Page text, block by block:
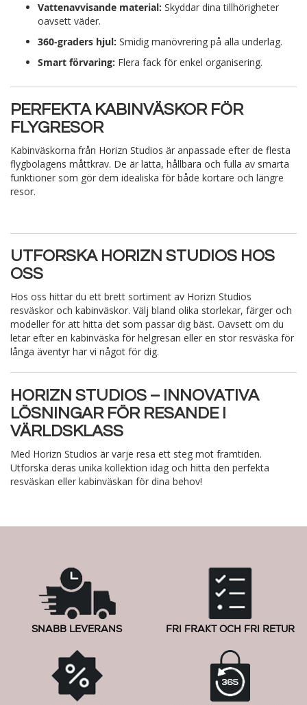
Vattenavvisande material: Skyddar dina tillhörigheter
oavsett väder.
360-graders hjul: Smidig manövrering på alla underlag.
Smart förvaring: Flera fack för enkel organisering.
PERFEKTA KABINVÄSKOR FÖR
FLYGRESOR
Kabinväskorna från Horizn Studios är anpassade efter de flesta
flygbolagens måttkrav. De är lätta, hållbara och fulla av smarta
funktioner som gör dem idealiska för både kortare och längre
resor.
UTFORSKA HORIZN STUDIOS HOS
OSS
Hos oss hittar du ett brett sortiment av Horizn Studios
resväskor och kabinväskor. Välj bland olika storlekar, färger och
modeller för att hitta det som passar dig bäst. Oavsett om du
letar efter en kabinväska för helgresan eller en stor resväska för
långa äventyr har vi något för dig.
HORIZN STUDIOS – INNOVATIVA
LÖSNINGAR FÖR RESANDE I
VÄRLDSKLASS
Med Horizn Studios är varje resa ett steg mot framtiden.
Utforska deras unika kollektion idag och hitta den perfekta
resväskan eller kabinväskan för dina behov!
SNABB LEVERANS FRI FRAKT OCH FRI RETUR